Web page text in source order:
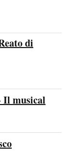
di
Il musical